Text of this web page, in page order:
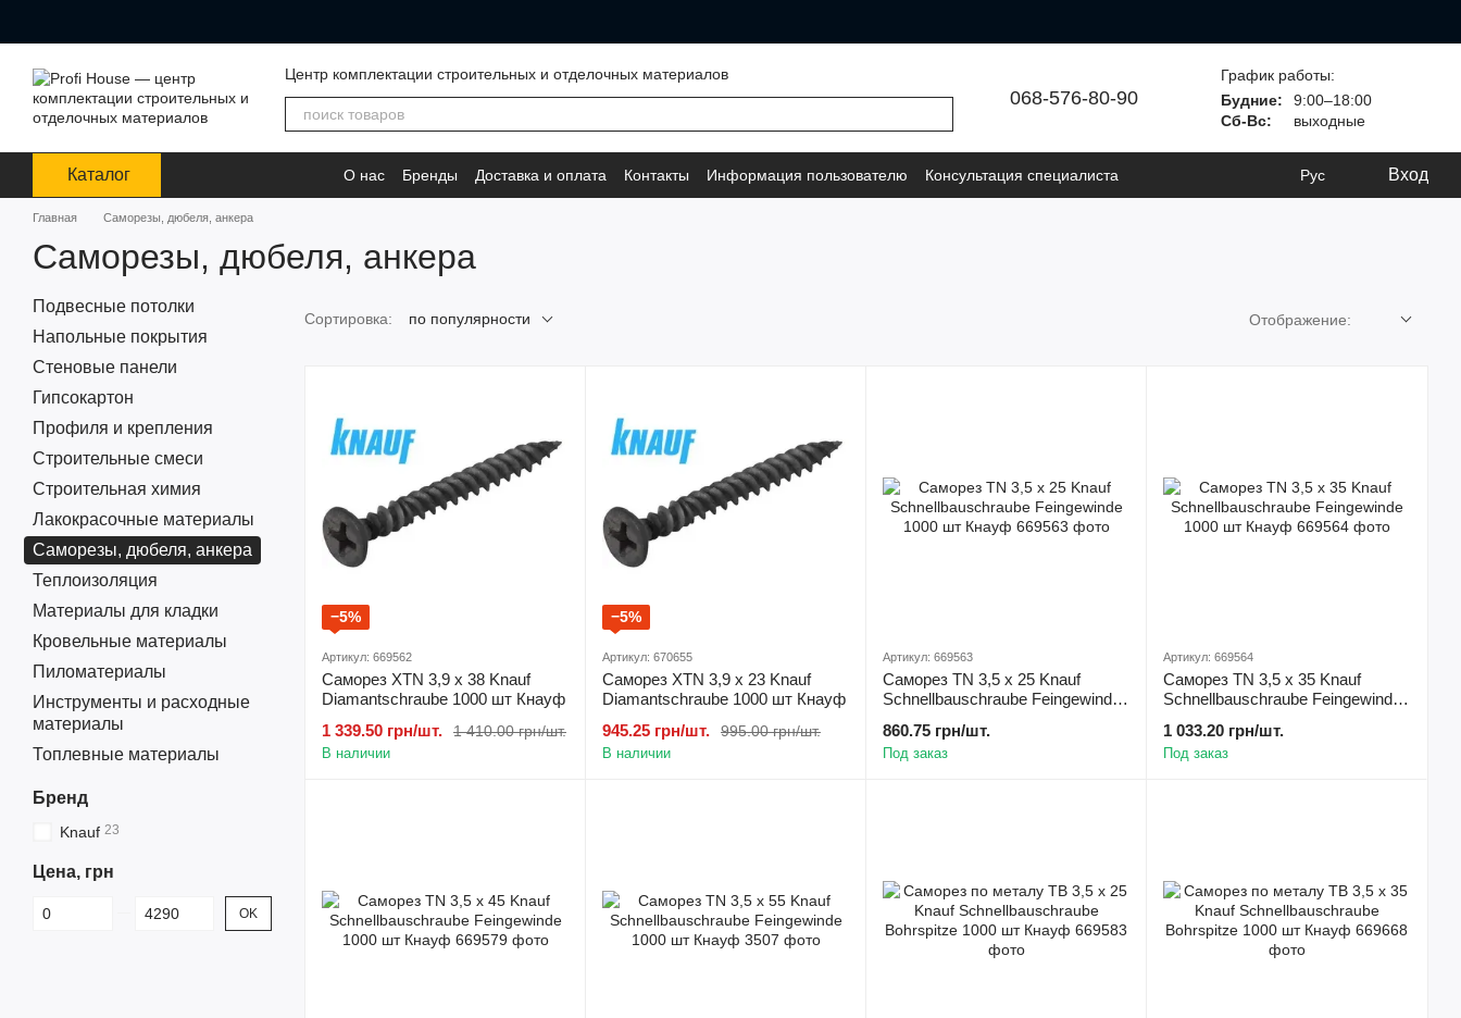
Центр комплектации строительных и отделочных материалов
068-576-80-90
График работы:
Будние:
9:00–18:00
Сб-Вс:
выходные
Каталог О нас Бренды Доставка и оплата Контакты Информация пользователю Консультация специалиста Рус Вход
Главная Саморезы, дюбеля, анкера
Саморезы, дюбеля, анкера
Сортировка: по популярности Отображение:
−5%
Артикул: 669562
Саморез XTN 3,9 х 38 Knauf
Diamantschraube 1000 шт Кнауф
1 410.00 грн/шт.
1 339.50 грн/шт.
В наличии
−5%
Артикул: 670655
Саморез XTN 3,9 х 23 Knauf
Diamantschraube 1000 шт Кнауф
995.00 грн/шт.
945.25 грн/шт.
В наличии
Артикул: 669563
Саморез TN 3,5 х 25 Knauf
Schnellbauschraube Feingewinde
860.75 грн/шт.
Под заказ
Артикул: 669564
Саморез TN 3,5 х 35 Knauf
Schnellbauschraube Feingewinde
1 033.20 грн/шт.
Под заказ
Подвесные потолки
Напольные покрытия
Стеновые панели
Гипсокартон
Профиля и крепления
Строительные смеси
Строительная химия
Лакокрасочные материалы
Саморезы, дюбеля, анкера
Теплоизоляция
Материалы для кладки
Кровельные материалы
Пиломатериалы
Инструменты и расходные
материалы
Топлевные материалы
Бренд
Knauf 23
Цена, грн
От Цена, грн
До Цена, грн OK